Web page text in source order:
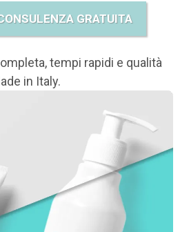
GRATUITA
tempi rapidi e qualità
in Italy.